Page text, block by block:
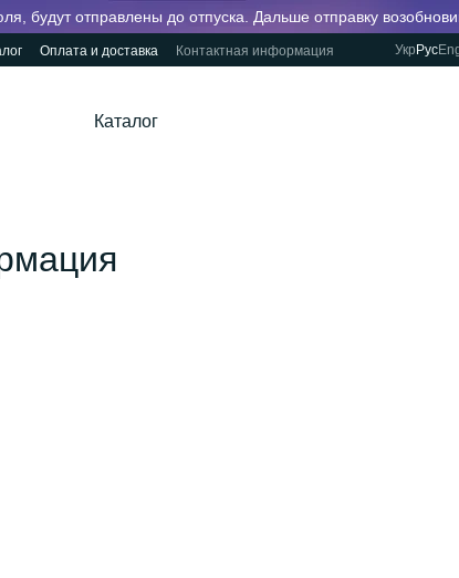
будут отправлены до отпуска. Дальше отправку
Оплата и доставка Контактная информация Укр Рус
Каталог